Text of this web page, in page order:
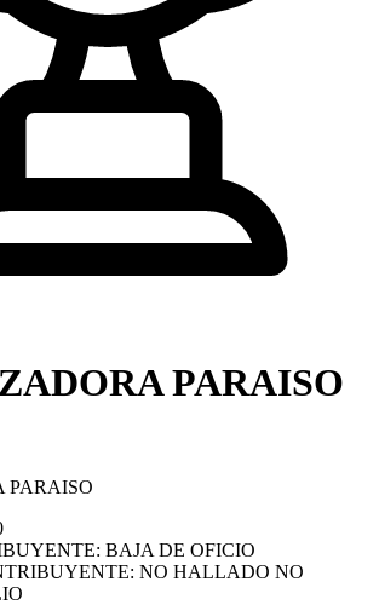
PARAISO
PARAISO
BAJA DE OFICIO
NO HALLADO NO